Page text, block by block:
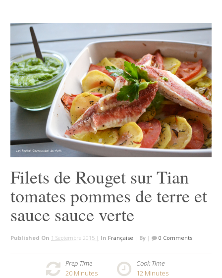
Filets de Rouget sur Tian
tomates pommes de terre et
sauce sauce verte
Published On 1 Septembre 2015 | In Française | By | 0 Comments
Prep Time
20Minutes
Cook Time
12Minutes